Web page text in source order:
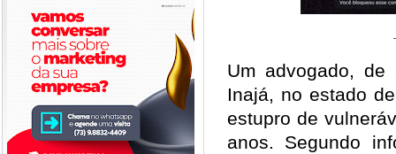
Um advogado,
Inajá, no estado
estupro de
anos. Segundo